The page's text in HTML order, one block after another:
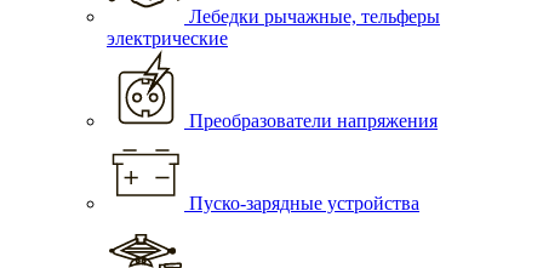
Лебедки рычажные, тельферы
электрические
Преобразователи напряжения
Пуско-зарядные устройства